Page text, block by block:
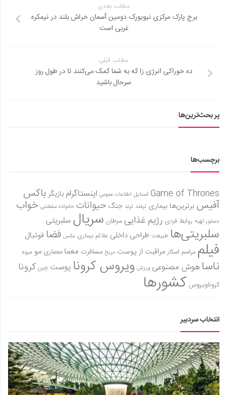
مطلب بعدی
برج پارک مرکزی نیویورک دومین آسمان خراش بلند در نیمکره
غربی است
مطلب قبلی
ده خوراکی انرژی زا که به شما کمک می‌کنند تا در طول روز
سرحال باشید
پر بحث‌ترین‌ها
برچسب‌ها
Game of Thrones استایل اطلاعات عمومی اینستاگرام بازیگر باکس
آفیس برترین‌ها بیماری ترفند ترند جنگ حیوانات خانواده سلطنتی خواب
دستور تهیه روابط فردی رژیم غذاییسرطان سریال سلبریتی
سلبریتی‌ها طبیعت طراحی داخلی علائم بیماری عکس فضا فوتبال
فیلم مراسم اسکارمراقبت از پوست مریخ مسافرت معمامعماری مو میوه
ناساهوش مصنوعی ورزش ویروس کرونا پوست چین کرونا
کروناویروس کشورها
انتخاب سردبیر